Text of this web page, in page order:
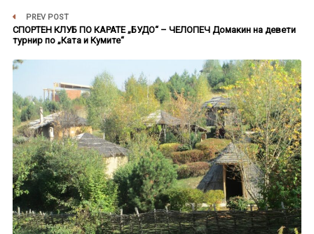
PREV POST
СПОРТЕН КЛУБ ПО КАРАТЕ „БУДО“ – ЧЕЛОПЕЧ Домакин на девети
турнир по „Ката и Кумите“